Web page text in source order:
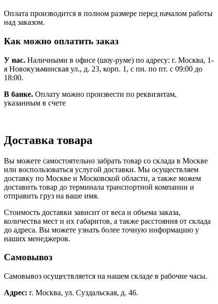
Оплата производится в полном размере перед началом работы
над заказом.
Как можно оплатить заказ
У нас. Наличными в офисе (шоу-руме) по адресу: г. Москва, 1-
я Новокузьминская ул., д. 23, корп. 1, с пн. по пт. с 09:00 до
18:00.
В банке. Оплату можно произвести по реквизитам,
указанным в счете
Доставка товара
Вы можете самостоятельно забрать товар со склада в Москве
или воспользоваться услугой доставки. Мы осуществляем
доставку по Москве и Московской области, а также можем
доставить товар до терминала транспортной компании и
отправить груз на ваше имя.
Стоимость доставки зависит от веса и объема заказа,
количества мест и их габаритов, а также расстояния от склада
до адреса. Вы можете узнать более точную информацию у
наших менеджеров.
Самовывоз
Самовывоз осуществляется на нашем складе в рабочие часы.
Адрес: г. Москва, ул. Суздальская, д. 46.